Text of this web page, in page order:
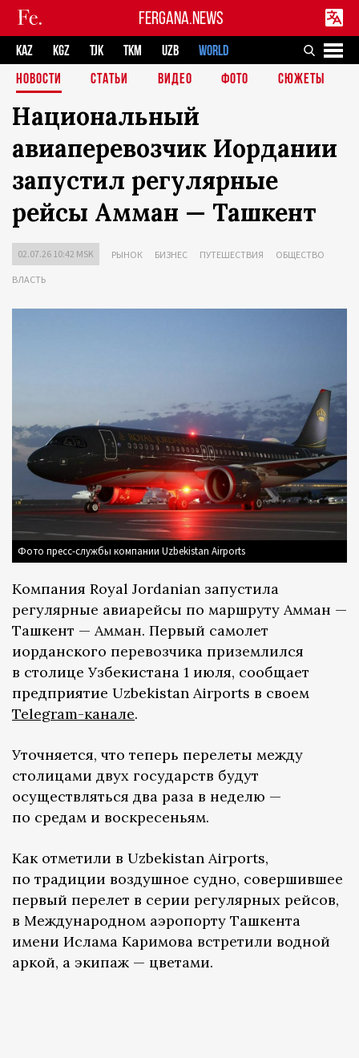
FERGANA.NEWS
KAZ KGZ TJK TKM UZB
WORLD
НОВОСТИ
СТАТЬИ ВИДЕО ФОТО СЮЖЕТЫ
Национальный
авиаперевозчик Иордании
запустил регулярные
рейсы Амман — Ташкент
02.07.26 10:42 MSK РЫНОК БИЗНЕС ПУТЕШЕСТВИЯ ОБЩЕСТВО
ВЛАСТЬ
Фото пресс-службы компании Uzbekistan Airports
Компания Royal Jordanian запустила
регулярные авиарейсы по маршруту Амман —
Ташкент — Амман. Первый самолет
иорданского перевозчика приземлился
в столице Узбекистана 1 июля, сообщает
предприятие Uzbekistan Airports в своем
Telegram-канале.
Уточняется, что теперь перелеты между
столицами двух государств будут
осуществляться два раза в неделю —
по средам и воскресеньям.
Как отметили в Uzbekistan Airports,
по традиции воздушное судно, совершившее
первый перелет в серии регулярных рейсов,
в Международном аэропорту Ташкента
имени Ислама Каримова встретили водной
аркой, а экипаж — цветами.